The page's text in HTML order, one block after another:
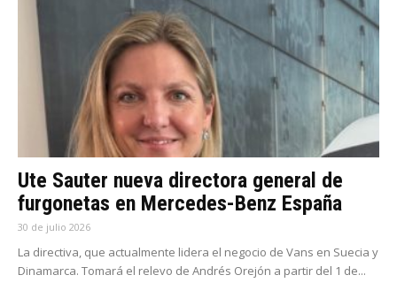
Ute Sauter nueva directora general de
furgonetas en Mercedes-Benz España
30 de julio 2026
La directiva, que actualmente lidera el negocio de Vans en Suecia y
Dinamarca. Tomará el relevo de Andrés Orejón a partir del 1 de...